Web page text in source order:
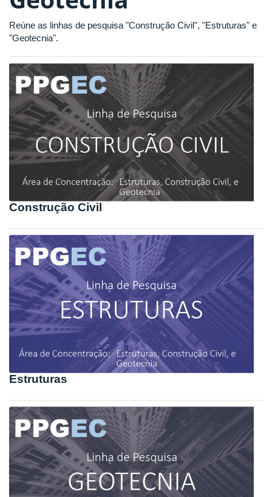
Reúne as linhas de pesquisa "Construção Civil", "Estruturas" e
"Geotecnia".
Construção Civil
Estruturas